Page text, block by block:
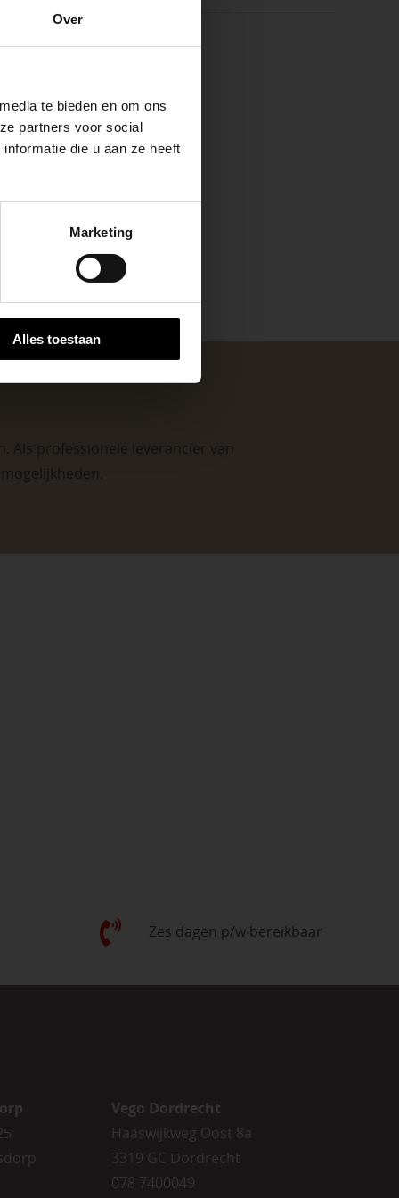
Over
te bieden en om ons
partners voor social
die u aan ze heeft
Marketing
Alles toestaan
Als professionele leverancier van
Zes dagen p/w bereikbaar
Vego Dordrecht
Haaswijkweg Oost 8a
3319 GC Dordrecht
078 7400049
van jouw